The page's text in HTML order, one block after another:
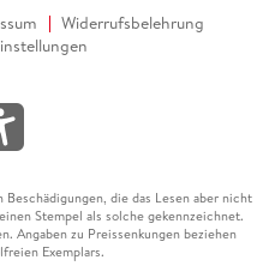
Widerrufsbelehrung
die das Lesen aber nicht
Stempel als solche gekennzeichnet.
Angaben zu Preissenkungen beziehen
Exemplars.